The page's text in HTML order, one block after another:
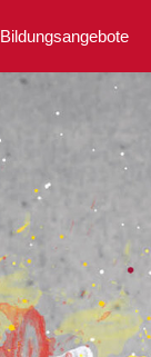
Bildungsangebote